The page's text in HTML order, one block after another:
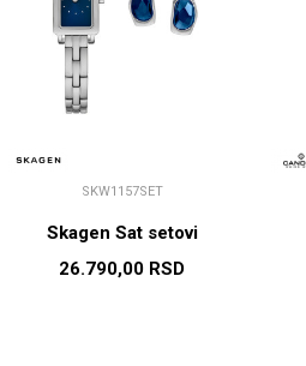
SKW1157SET
Skagen Sat setovi
26.790,00 RSD